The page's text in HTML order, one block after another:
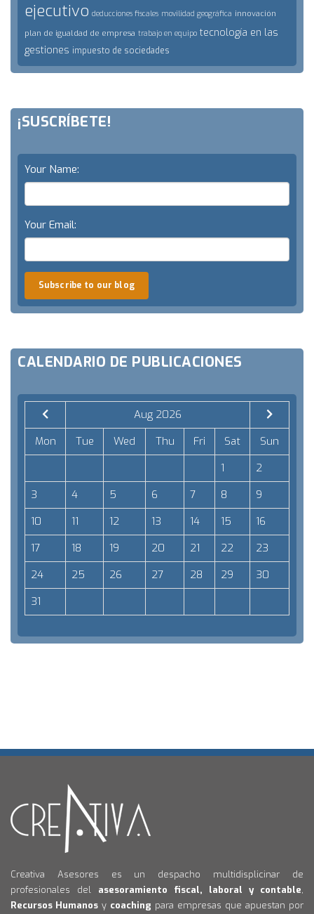
ejecutivo deducciones fiscales movilidad geográfica innovación
plan de igualdad de empresa trabajo en equipo tecnología en las
gestiones impuesto de sociedades
¡SUSCRÍBETE!
Your Name:
Your Email:
Subscribe to our blog
CALENDARIO DE PUBLICACIONES
Aug 2026
Mon
Tue Wed Thu Fri Sat
Sun
1
2
3
4 5 6 7 8
9
10
11 12 13 14 15
16
17
18 19 20 21 22
23
24
25 26 27 28 29
30
31
Creativa Asesores es un despacho multidisplicinar de
profesionales del asesoramiento fiscal, laboral y contable,
Recursos Humanos y coaching para empresas que apuestan por